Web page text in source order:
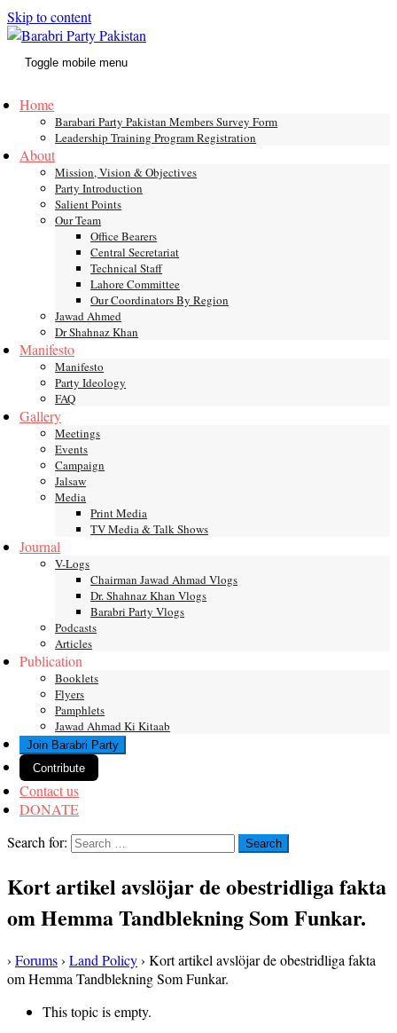
Skip to content
Toggle mobile menu
Home
Barabari Party Pakistan Members Survey Form
Leadership Training Program Registration
About
Mission, Vision & Objectives
Party Introduction
Salient Points
Our Team
Office Bearers
Central Secretariat
Technical Staff
Lahore Committee
Our Coordinators By Region
Jawad Ahmed
Dr Shahnaz Khan
Manifesto
Manifesto
Party Ideology
FAQ
Gallery
Meetings
Events
Campaign
Jalsaw
Media
Print Media
TV Media & Talk Shows
Journal
V-Logs
Chairman Jawad Ahmad Vlogs
Dr. Shahnaz Khan Vlogs
Barabri Party Vlogs
Podcasts
Articles
Publication
Booklets
Flyers
Pamphlets
Jawad Ahmad Ki Kitaab
Join Barabri Party
Contribute
Contact us
DONATE
Search for:
Kort artikel avslöjar de obestridliga fakta
om Hemma Tandblekning Som Funkar.
› Forums› Land Policy› Kort artikel avslöjar de obestridliga fakta
om Hemma Tandblekning Som Funkar.
This topic is empty.